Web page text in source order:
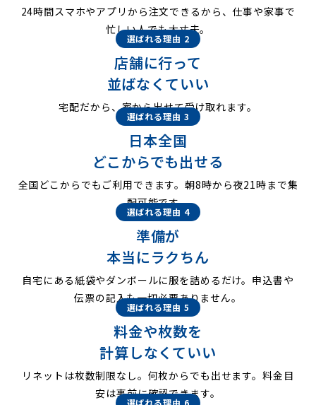
24時間スマホやアプリから注文できるから、仕事や家事で
忙しい人でも大丈夫。
選ばれる理由 2
店舗に行って
並ばなくていい
宅配だから、家から出せて受け取れます。
選ばれる理由 3
日本全国
どこからでも出せる
全国どこからでもご利用できます。朝8時から夜21時まで集
配可能です。
選ばれる理由 4
準備が
本当にラクちん
自宅にある紙袋やダンボールに服を詰めるだけ。申込書や
伝票の記入も一切必要ありません。
選ばれる理由 5
料金や枚数を
計算しなくていい
リネットは枚数制限なし。何枚からでも出せます。料金目
安は事前に確認できます。